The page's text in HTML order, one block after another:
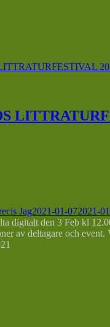
Jag2021-01-072021-
digitalt den 3 Feb kl
av deltagare och